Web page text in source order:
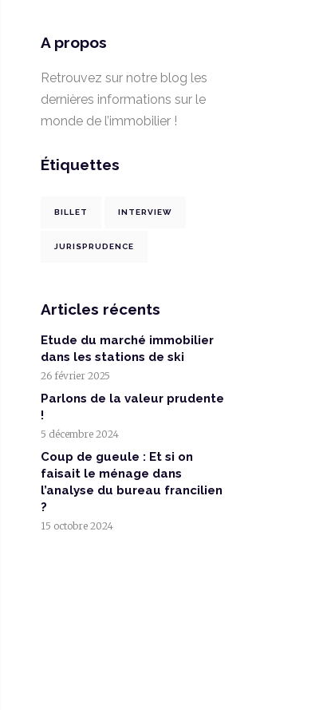
A propos
Retrouvez sur notre blog les
dernières informations sur le
monde de l’immobilier !
Étiquettes
BILLET INTERVIEW
JURISPRUDENCE
Articles récents
Etude du marché immobilier
dans les stations de ski
26 février 2025
Parlons de la valeur prudente
!
5 décembre 2024
Coup de gueule : Et si on
faisait le ménage dans
l’analyse du bureau francilien
?
15 octobre 2024